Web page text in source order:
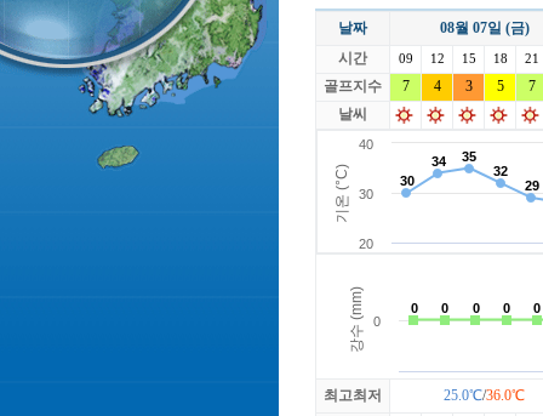
더크로스비
더헤븐
라싸
락가든
로제비앙
루트52
마에스트로
마이다스
베뉴지
베르힐영종
블랙스톤GC이천
빅토리아
날짜
08월 07일 (금)
시간
09 12 15 18 21
골프지수 7 4 3 5
7
날씨
최고최저 25.0℃/36.0℃